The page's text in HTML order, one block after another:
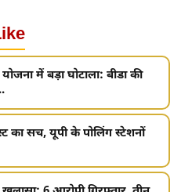
में बड़ा घोटाला: बीडा की
का सच, यूपी के पोलिंग स्टेशनों